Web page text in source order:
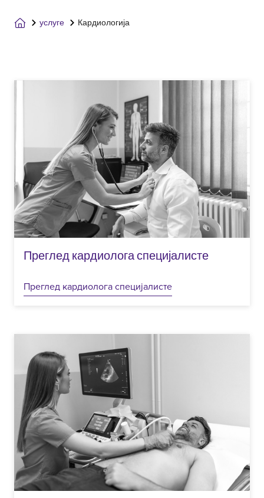
услуге Кардиологија
Преглед кардиолога специјалисте
Преглед кардиолога специјалисте